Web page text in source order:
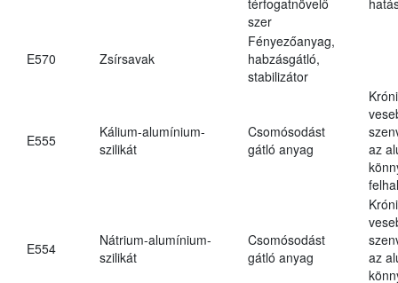
szer
E570 Zsírsavak
Fényezőanyag,
habzásgátló,
stabilizátor
E555
Kálium-alumínium-
szilikát
Csomósodást
gátló anyag
az
E554
Nátrium-alumínium-
szilikát
Csomósodást
gátló anyag
az